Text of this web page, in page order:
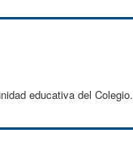
educativa del Colegio.